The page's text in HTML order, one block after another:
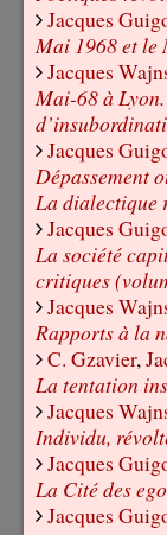
Jacques
Mai 1968 et
Jacques
Mai-68 à
Jacques
Dépassement
La dialectique
Jacques
La société
critiques
Jacques
Rapports à la
C. Gzavier,
La tentation
Jacques
Individu,
Jacques
La Cité des ego
Jacques